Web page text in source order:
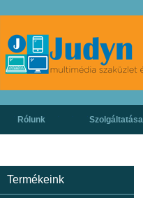
Rólunk
Termékeink